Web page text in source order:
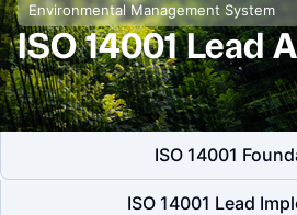
Environmental Management System
ISO 14001 Lead
ISO 14001
ISO 14001 Lead